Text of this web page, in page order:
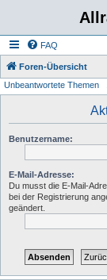
FAQ
Foren-Übersicht
Unbeantwortete Themen
Benutzername:
E-Mail-Adresse:
Du musst die E-Mail-
bei der Registrierung
geändert.